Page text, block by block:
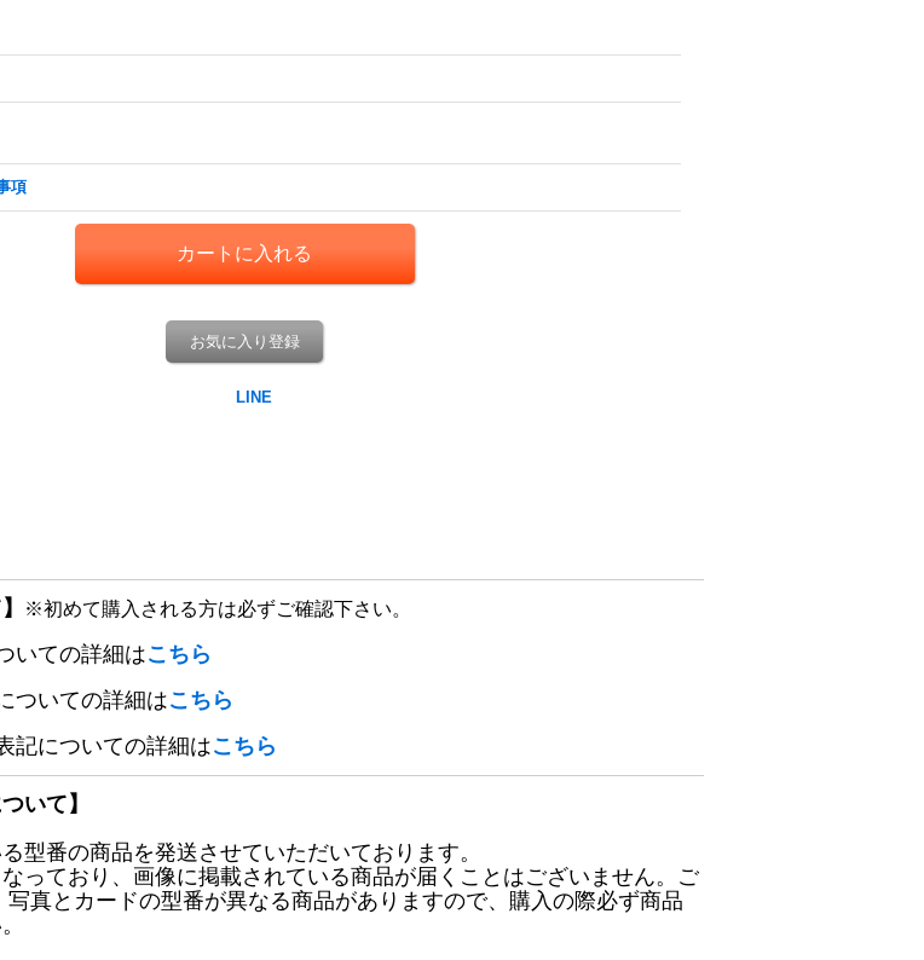
項
お気に入り登録
※初めて購入される方は必ずご確認下さい。
いての詳細はこちら
ついての詳細はこちら
記についての詳細はこちら
いて】
型番の商品を発送させていただいております。
っており、画像に掲載されている商品が届くことはございません。ご
真とカードの型番が異なる商品がありますので、購入の際必ず商品